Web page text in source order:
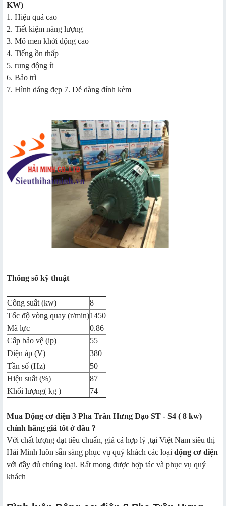
KW)
1. Hiệu quả cao
2. Tiết kiệm năng lượng
3. Mô men khởi động cao
4. Tiếng ồn thấp
5. rung động ít
6. Bảo trì
7. Hình dáng đẹp 7. Dễ dàng đính kèm
Thông số kỹ thuật
Công suất (kw)
8
Tốc độ vòng quay (r/min)1450
Mã lực
0.86
Cấp bảo vệ (ip)
55
Điện áp (V)
380
Tần số (Hz)
50
Hiệu suất (%)
87
Khối lượng( kg )
74
Mua Động cơ điện 3 Pha Trần Hưng Đạo ST - S4 ( 8 kw)
chính hãng giá tốt ở đâu ?
Với chất lượng đạt tiêu chuẩn, giá cả hợp lý ,tại Việt Nam siêu thị
Hải Minh luôn sẵn sàng phục vụ quý khách các loại động cơ điện
với đầy đủ chúng loại. Rất mong được hợp tác và phục vụ quý
khách